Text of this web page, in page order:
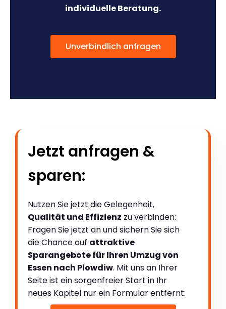
individuelle Beratung.
Unverbindlich anfragen
Jetzt anfragen &
sparen:
Nutzen Sie jetzt die Gelegenheit,
Qualität und Effizienz zu verbinden:
Fragen Sie jetzt an und sichern Sie sich
die Chance auf attraktive
Sparangebote für Ihren Umzug von
Essen nach Plowdiw. Mit uns an Ihrer
Seite ist ein sorgenfreier Start in Ihr
neues Kapitel nur ein Formular entfernt: